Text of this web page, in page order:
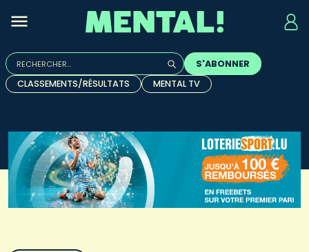
Rechercher :
Quand les résultats de l'auto-complétion sont
S'ABONNER
CLASSEMENTS/RÉSULTATS
MENTAL TV